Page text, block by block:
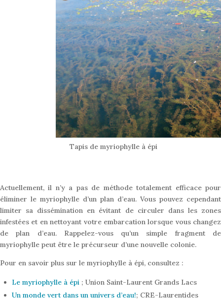
Tapis de myriophylle à épi
Actuellement, il n’y a pas de méthode totalement efficace pour
éliminer le myriophylle d’un plan d’eau. Vous pouvez cependant
limiter sa dissémination en évitant de circuler dans les zones
infestées et en nettoyant votre embarcation lorsque vous changez
de plan d’eau. Rappelez-vous qu’un simple fragment de
myriophylle peut être le précurseur d’une nouvelle colonie.
Pour en savoir plus sur le myriophylle à épi, consultez :
Le myriophylle à épi ; Union Saint-Laurent Grands Lacs
Un monde vert dans un univers d’eau!; CRE-Laurentides